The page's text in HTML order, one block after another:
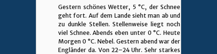
Gestern schönes Wetter, 5 °C, der Schnee
geht fort. Auf dem Lande sieht man ab und
zu dunkle Stellen. Stellenweise liegt noch
viel Schnee. Abends eben unter 0 °C. Heute
Morgen 0 °C. Nebel. Gestern abend war der
Engländer da. Von 22–24 Uhr. Sehr starkes